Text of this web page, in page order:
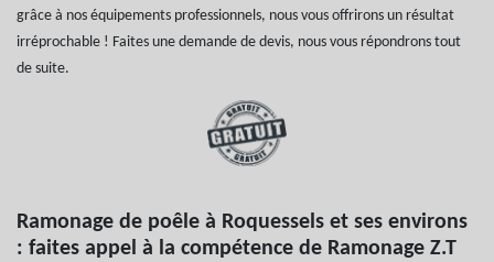
grâce à nos équipements professionnels, nous vous offrirons un résultat
irréprochable ! Faites une demande de devis, nous vous répondrons tout
de suite.
Ramonage de poêle à Roquessels et ses environs
: faites appel à la compétence de Ramonage Z.T